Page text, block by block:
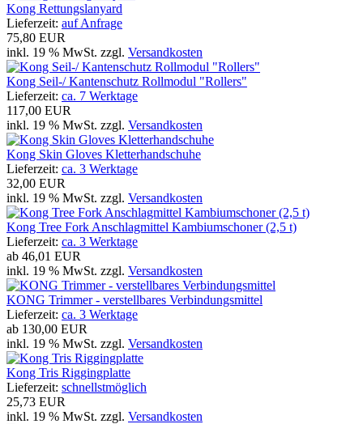
Kong Rettungslanyard
Lieferzeit: auf Anfrage
75,80 EUR
inkl. 19 % MwSt. zzgl. Versandkosten
Kong Seil-/ Kantenschutz Rollmodul "Rollers"
Lieferzeit: ca. 7 Werktage
117,00 EUR
inkl. 19 % MwSt. zzgl. Versandkosten
Kong Skin Gloves Kletterhandschuhe
Lieferzeit: ca. 3 Werktage
32,00 EUR
inkl. 19 % MwSt. zzgl. Versandkosten
Kong Tree Fork Anschlagmittel Kambiumschoner (2,5 t)
Lieferzeit: ca. 3 Werktage
ab 46,01 EUR
inkl. 19 % MwSt. zzgl. Versandkosten
KONG Trimmer - verstellbares Verbindungsmittel
Lieferzeit: ca. 3 Werktage
ab 130,00 EUR
inkl. 19 % MwSt. zzgl. Versandkosten
Kong Tris Riggingplatte
Lieferzeit: schnellstmöglich
25,73 EUR
inkl. 19 % MwSt. zzgl. Versandkosten